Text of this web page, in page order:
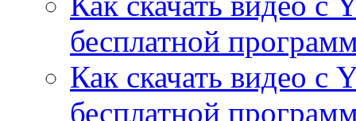
бесплатной
Как скачать видео с
бесплатной